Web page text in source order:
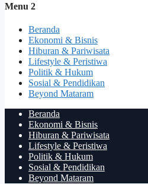
Menu 2
Beranda
Ekonomi & Bisnis
Hiburan & Pariwisata
Lifestyle & Peristiwa
Politik & Hukum
Sosial & Pendidikan
Beyond Mataram
Beranda
Ekonomi & Bisnis
Hiburan & Pariwisata
Lifestyle & Peristiwa
Politik & Hukum
Sosial & Pendidikan
Beyond Mataram